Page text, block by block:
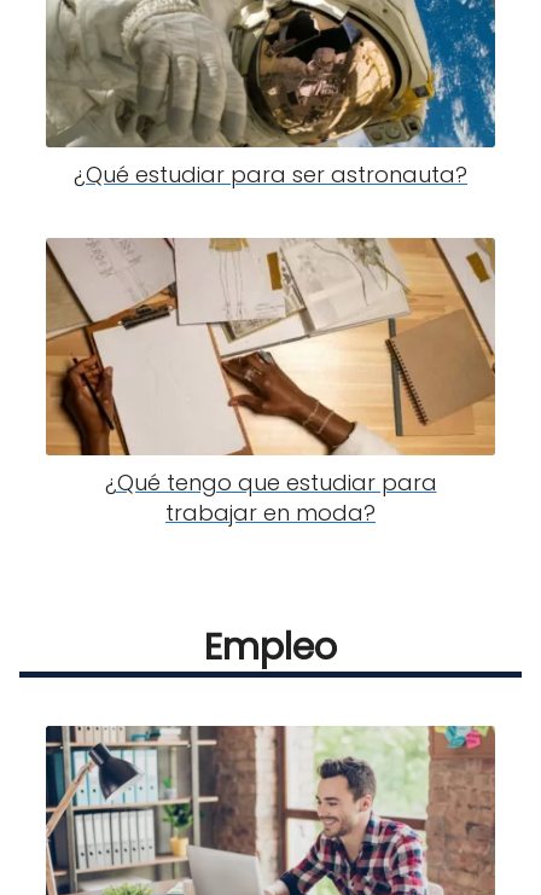
¿Qué estudiar para ser astronauta?
¿Qué tengo que estudiar para
trabajar en moda?
Empleo